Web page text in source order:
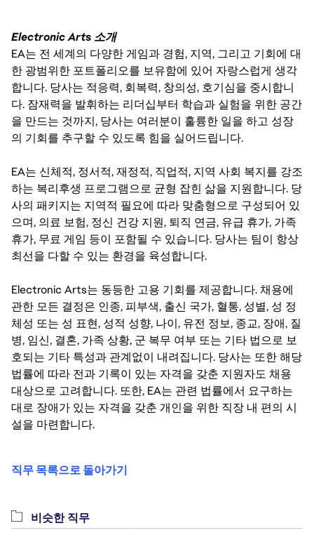
Electronic Arts 소개
EA는 전 세계의 다양한 게임과 경험, 지역, 그리고 기회에 대
한 광범위한 포트폴리오를 보유함에 있어 자랑스럽게 생각
합니다. 당사는 적응력, 회복력, 창의성, 호기심을 중시합니
다. 잠재력을 발휘하는 리더십부터 학습과 실험을 위한 공간
을 만드는 것까지, 당사는 여러분이 훌륭한 일을 하고 성장
의 기회를 추구할 수 있도록 힘을 실어드립니다.
EA는 신체적, 정서적, 재정적, 직업적, 지역 사회 복지를 강조
하는 복리후생 프로그램으로 균형 잡힌 삶을 지원합니다. 당
사의 패키지는 지역적 필요에 따라 맞춤형으로 구성되어 있
으며, 의료 보험, 정신 건강 지원, 퇴직 연금, 유급 휴가, 가족
휴가, 무료 게임 등이 포함될 수 있습니다. 당사는 팀이 항상
최선을 다할 수 있는 환경을 육성합니다.
Electronic Arts는 동등한 고용 기회를 제공합니다. 채용에
관한 모든 결정은 인종, 피부색, 출신 국가, 혈통, 성별, 성 정
체성 또는 성 표현, 성적 성향, 나이, 유전 정보, 종교, 장애, 질
병, 임신, 결혼, 가족 상황, 군 복무 여부 또는 기타 법으로 보
호되는 기타 특성과 관계없이 내려집니다. 당사는 또한 해당
법률에 따라 전과 기록이 있는 자격을 갖춘 지원자도 채용
대상으로 고려합니다. 또한, EA는 관련 법률에서 요구하는
대로 장애가 있는 자격을 갖춘 개인을 위한 직장 내 편의 시
설을 마련합니다.
직무 목록으로 돌아가기
비슷한 직무